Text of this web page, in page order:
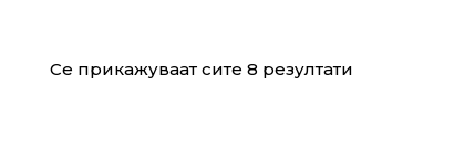
Се прикажуваат сите 8 резултати